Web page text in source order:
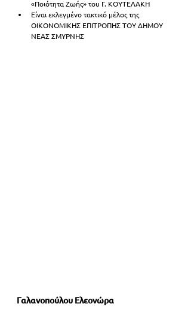
«Ποιότητα Ζωής» του Γ. ΚΟΥΤΕΛΑΚΗ
Είναι εκλεγμένο τακτικό μέλος της
ΟΙΚΟΝΟΜΙΚΗΣ ΕΠΙΤΡΟΠΗΣ ΤΟΥ ΔΗΜΟΥ
ΝΕΑΣ ΣΜΥΡΝΗΣ
Γαλανοπούλου Ελεονώρα